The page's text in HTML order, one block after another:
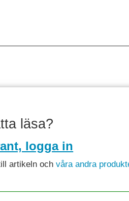
läsa?
logga in
artikeln ochvåra andra